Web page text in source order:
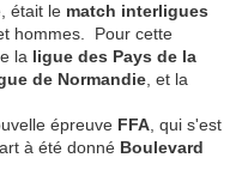
était le match interligues
hommes. Pour cette
la ligue des Pays de la
de Normandie , et la
épreuve FFA , qui s'est
à été donné Boulevard